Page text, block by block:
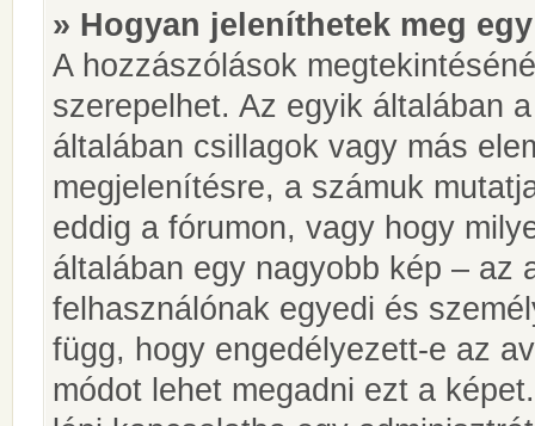
» Hogyan jeleníthetek meg
A hozzászólások
szerepelhet. Az egyik általában
általában csillagok vagy más
megjelenítésre, a számuk
eddig a fórumon, vagy hogy
általában egy nagyobb kép – az
felhasználónak egyedi és
függ, hogy engedélyezett-e az
módot lehet megadni ezt a